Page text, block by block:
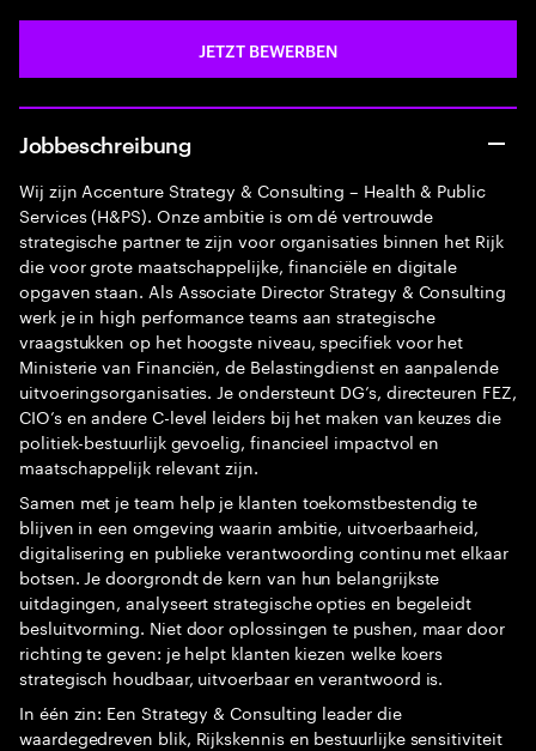
JETZT BEWERBEN
Jobbeschreibung
Wij zijn Accenture Strategy & Consulting – Health & Public
Services (H&PS). Onze ambitie is om dé vertrouwde
strategische partner te zijn voor organisaties binnen het Rijk
die voor grote maatschappelijke, financiële en digitale
opgaven staan. Als Associate Director Strategy & Consulting
werk je in high performance teams aan strategische
vraagstukken op het hoogste niveau, specifiek voor het
Ministerie van Financiën, de Belastingdienst en aanpalende
uitvoeringsorganisaties. Je ondersteunt DG’s, directeuren FEZ,
CIO’s en andere C-level leiders bij het maken van keuzes die
politiek-bestuurlijk gevoelig, financieel impactvol en
maatschappelijk relevant zijn.
Samen met je team help je klanten toekomstbestendig te
blijven in een omgeving waarin ambitie, uitvoerbaarheid,
digitalisering en publieke verantwoording continu met elkaar
botsen. Je doorgrondt de kern van hun belangrijkste
uitdagingen, analyseert strategische opties en begeleidt
besluitvorming. Niet door oplossingen te pushen, maar door
richting te geven: je helpt klanten kiezen welke koers
strategisch houdbaar, uitvoerbaar en verantwoord is.
In één zin: Een Strategy & Consulting leader die
waardegedreven blik, Rijkskennis en bestuurlijke sensitiviteit